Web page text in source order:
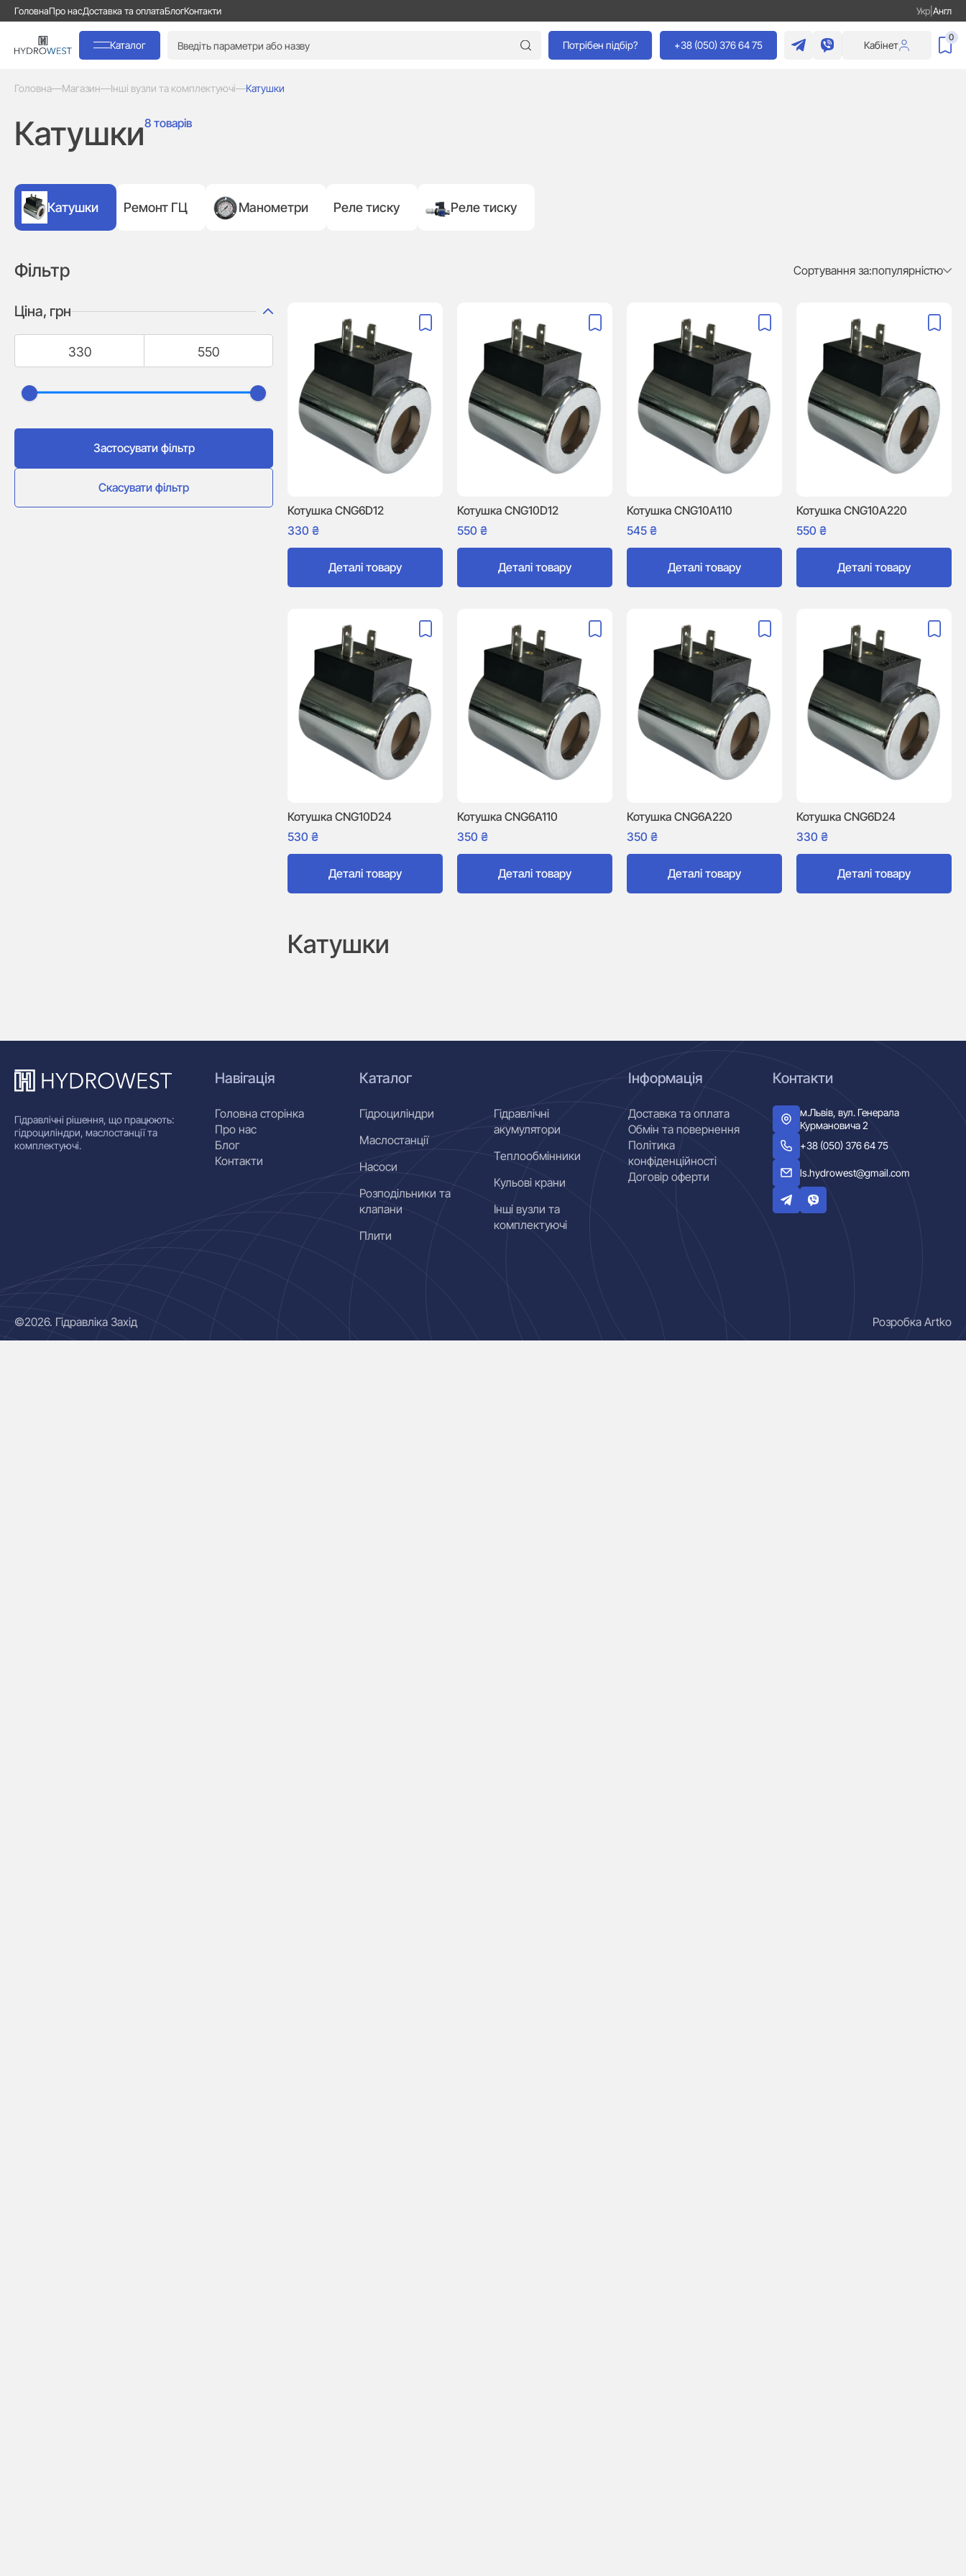
ГоловнаПро насДоставка та оплатаБлогКонтакти Укр| Англ
Каталог Потрібен підбір? +38 (050) 376 64 75 Кабінет
0
Головна—Магазин—Інші вузли та комплектуючі—Катушки
Катушки8 товарів
Ремонт ГЦ Манометри Реле тиску
Катушки Реле тиску
Фільтр Сортування за:популярністю
Ціна, грн
Застосувати фільтр
Скасувати фільтр
Котушка CNG6D12
330 ₴
Деталі товару
Котушка CNG10D12
550 ₴
Деталі товару
Котушка CNG10A110
545 ₴
Деталі товару
Котушка CNG10A220
550 ₴
Деталі товару
Котушка CNG10D24
530 ₴
Деталі товару
Котушка CNG6A110
350 ₴
Деталі товару
Котушка CNG6A220
350 ₴
Деталі товару
Котушка CNG6D24
330 ₴
Деталі товару
Катушки
Гідравлічні рішення, що працюють:
гідроциліндри, маслостанції та
комплектуючі.
Навігація
Головна сторінка
Про нас
Блог
Контакти
Каталог
Гідроциліндри
Маслостанції
Насоси
Розподільники та
клапани
Плити
Гідравлічні
акумулятори
Теплообмінники
Кульові крани
Інші вузли та
комплектуючі
Інформація
Доставка та оплата
Обмін та повернення
Політика
конфіденційності
Договір оферти
Контакти
м.Львів, вул. Генерала
Курмановича 2
+38 (050) 376 64 75
ls.hydrowest@gmail.com
©2026. Гідравліка Захід Розробка Artko